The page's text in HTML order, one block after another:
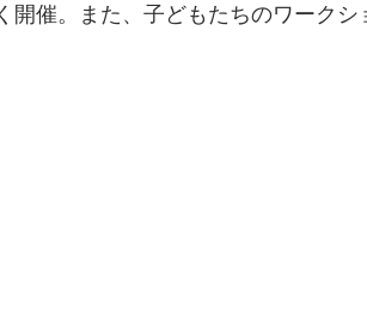
催。また、子どもたちのワークシ